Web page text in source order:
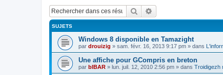
Rechercher
SUJETS
Windows 8 disponible en Tamazight
par drouizig » sam. févr. 16, 2013 9:17 pm » dans
Une affiche pour GCompris en breton
par bIBAR » lun. juil. 12, 2010 2:56 pm » dans Troidigezh